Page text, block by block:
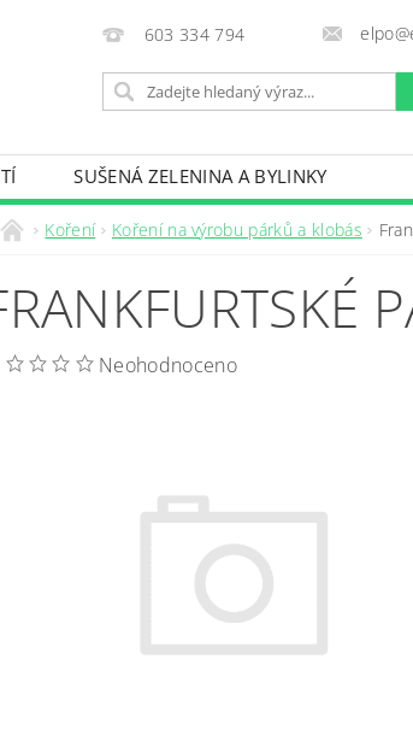
603 334 794
SUŠENÁ ZELENINA A BYLINKY
OBCHODNÍ PODMÍNKY
KONTAKTY
Koření Koření na výrobu párků a klobás
Neohodnoceno